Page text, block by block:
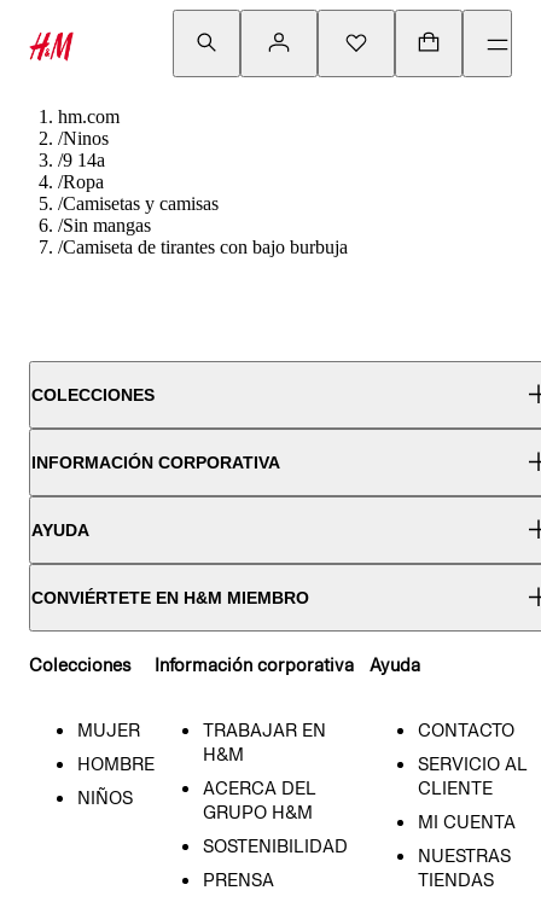
hm.com
/Ninos
/9 14a
/Ropa
/Camisetas y camisas
/Sin mangas
/Camiseta de tirantes con bajo burbuja
COLECCIONES
INFORMACIÓN CORPORATIVA
AYUDA
CONVIÉRTETE EN H&M MIEMBRO
Colecciones
MUJER
HOMBRE
NIÑOS
Información corporativa
TRABAJAR EN
H&M
ACERCA DEL
GRUPO H&M
SOSTENIBILIDAD
PRENSA
Ayuda
CONTACTO
SERVICIO AL
CLIENTE
MI CUENTA
NUESTRAS
TIENDAS